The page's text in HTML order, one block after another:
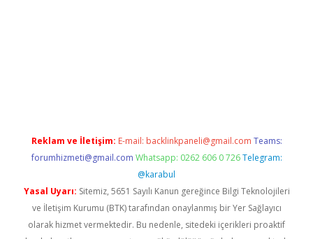
Reklam ve İletişim: E-mail: backlinkpaneli@gmail.com Teams:
forumhizmeti@gmail.com Whatsapp: 0262 606 0 726 Telegram:
@karabul
Yasal Uyarı: Sitemiz, 5651 Sayılı Kanun gereğince Bilgi Teknolojileri
ve İletişim Kurumu (BTK) tarafından onaylanmış bir Yer Sağlayıcı
olarak hizmet vermektedir. Bu nedenle, sitedeki içerikleri proaktif